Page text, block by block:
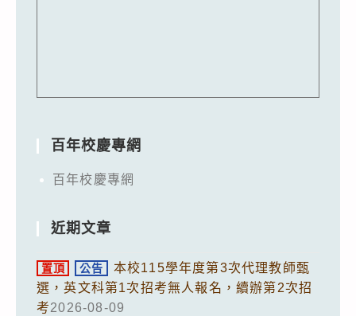
百年校慶專網
百年校慶專網
近期文章
置頂 公告
本校115學年度第3次代理教師甄
選，英文科第1次招考無人報名，續辦第2次招
考2026-08-09